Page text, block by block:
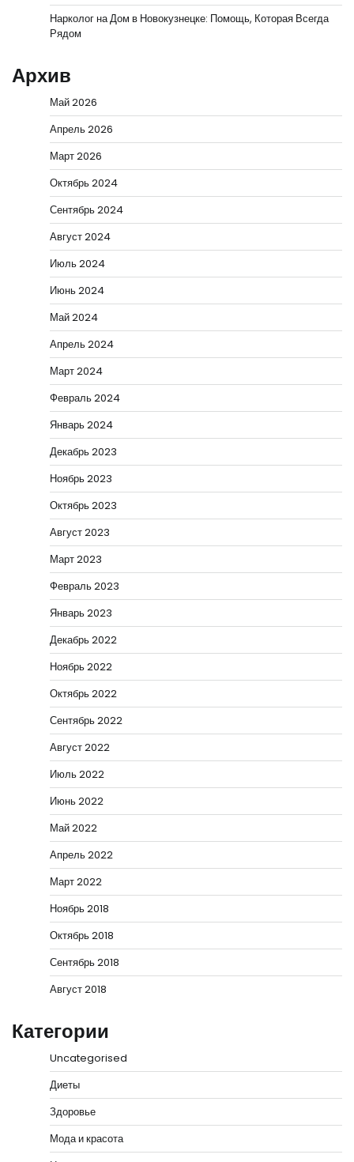
Нарколог на Дом в Новокузнецке: Помощь, Которая Всегда
Рядом
Архив
Май 2026
Апрель 2026
Март 2026
Октябрь 2024
Сентябрь 2024
Август 2024
Июль 2024
Июнь 2024
Май 2024
Апрель 2024
Март 2024
Февраль 2024
Январь 2024
Декабрь 2023
Ноябрь 2023
Октябрь 2023
Август 2023
Март 2023
Февраль 2023
Январь 2023
Декабрь 2022
Ноябрь 2022
Октябрь 2022
Сентябрь 2022
Август 2022
Июль 2022
Июнь 2022
Май 2022
Апрель 2022
Март 2022
Ноябрь 2018
Октябрь 2018
Сентябрь 2018
Август 2018
Категории
Uncategorised
Диеты
Здоровье
Мода и красота